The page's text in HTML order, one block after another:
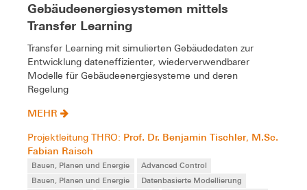
Gebäudeenergiesystemen mittels
Transfer Learning
Transfer Learning mit simulierten Gebäudedaten zur
Entwicklung dateneffizienter, wiederverwendbarer
Modelle für Gebäudeenergiesysteme und deren
Regelung
MEHR
Projektleitung THRO: Prof. Dr. Benjamin Tischler, M.Sc.
Fabian Raisch
Bauen, Planen und Energie
Advanced Control
Bauen, Planen und Energie
Datenbasierte Modellierung